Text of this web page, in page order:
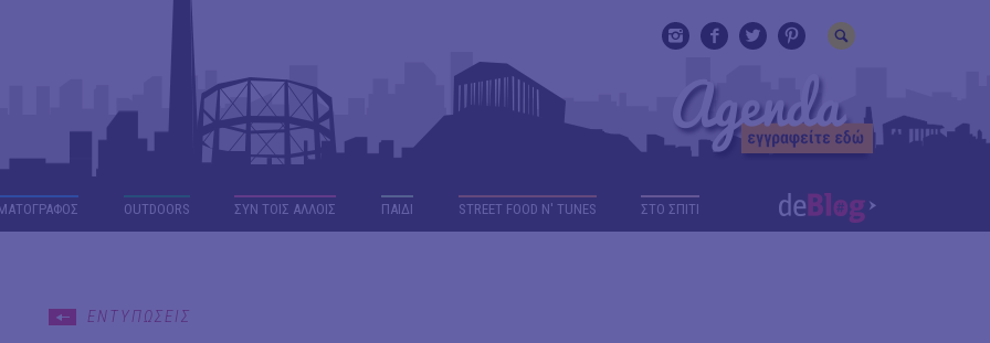
OUTDΟORS ΣΥΝ ΤΟΙΣ ΑΛΛΟΙΣ ΠΑΙΔΙ STREET FOOD N' TUNES ΣΤΟ ΣΠΙΤΙ
ΕΝΤΥΠΩΣΕΙΣ